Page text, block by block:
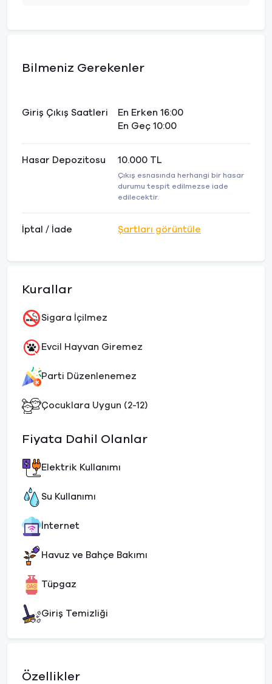
Bilmeniz Gerekenler
Giriş Çıkış Saatleri
En Erken 16:00
En Geç 10:00
Hasar Depozitosu 10.000 TL
Çıkış esnasında herhangi bir hasar
durumu tespit edilmezse iade
edilecektir.
İptal / İade Şartları görüntüle
Kurallar
Sigara İçilmez
Evcil Hayvan Giremez
Parti Düzenlenemez
Çocuklara Uygun (2-12)
Fiyata Dahil Olanlar
Elektrik Kullanımı
Su Kullanımı
İnternet
Havuz ve Bahçe Bakımı
Tüpgaz
Giriş Temizliği
Özellikler